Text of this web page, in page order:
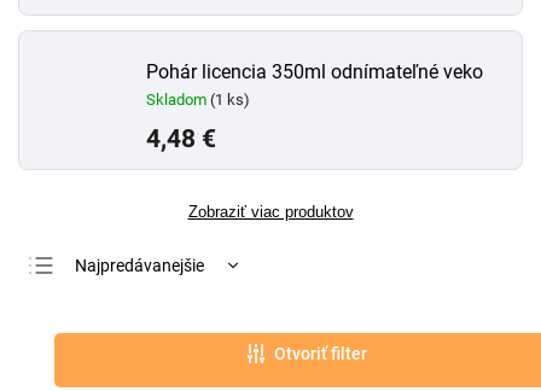
Pohár licencia 350ml odnímateľné veko
Skladom (1 ks)
4,48 €
Zobraziť viac produktov
Najpredávanejšie
Otvoriť filter